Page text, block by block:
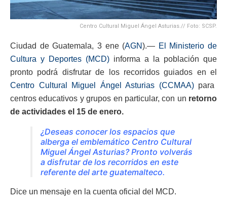
Centro Cultural Miguel Ángel Asturias.// Foto: SCSP.
Ciudad de Guatemala, 3 ene (AGN).— El Ministerio de
Cultura y Deportes (MCD) informa a la población que
pronto podrá disfrutar de los recorridos guiados en el
Centro Cultural Miguel Ángel Asturias (CCMAA)para
centros educativos y grupos en particular, con un retorno
de actividades el 15 de enero.
¿Deseas conocer los espacios que
alberga el emblemático Centro Cultural
Miguel Ángel Asturias? Pronto volverás
a disfrutar de los recorridos en este
referente del arte guatemalteco.
Dice un mensaje en la cuenta oficial del MCD.